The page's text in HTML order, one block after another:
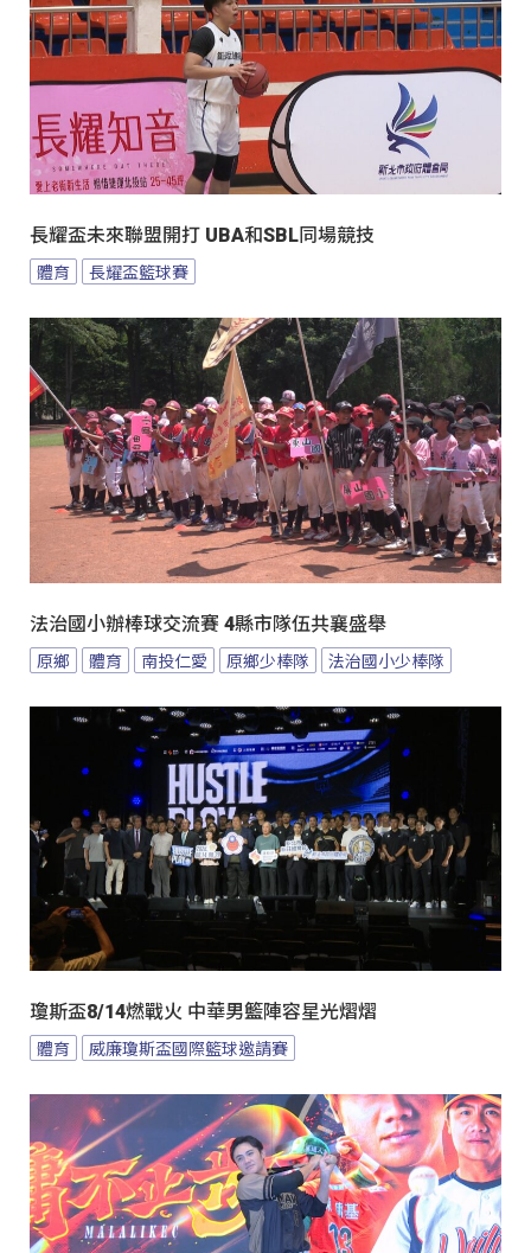
長耀盃未來聯盟開打 UBA和SBL同場競技
體育 長耀盃籃球賽
法治國小辦棒球交流賽 4縣市隊伍共襄盛舉
原鄉 體育 南投仁愛 原鄉少棒隊 法治國小少棒隊
瓊斯盃8/14燃戰火 中華男籃陣容星光熠熠
體育 威廉瓊斯盃國際籃球邀請賽